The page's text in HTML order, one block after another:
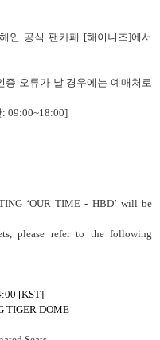
인 공식 팬카페 [해이니즈]에서
오류가 날 경우에는 예매처로
: 09:00~18:00]
‘OUR TIME - HBD’ will be
please refer to the following
[KST]
TIGER DOME